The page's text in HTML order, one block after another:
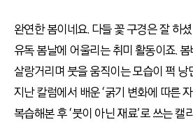
완연한 봄이네요. 다들 꽃 구경은 잘 하
유독 봄날에 어울리는 취미 활동이죠.봄
살랑거리며 붓을 움직이는 모습이 퍽 낭
지난 칼럼에서 배운‘굵기 변화에 따른 자
복습해본 후 ‘붓이 아닌 재료’로 쓰는 캘